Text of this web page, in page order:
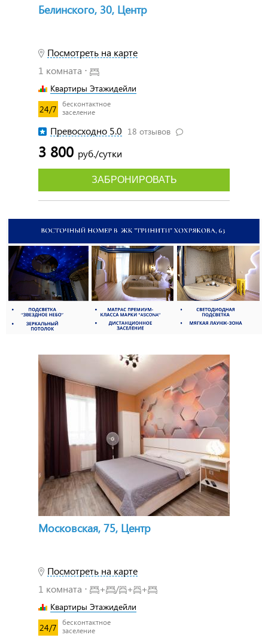
Белинского, 30, Центр
Посмотреть на карте
1 комната ⋅
Квартиры Этажидейли
24/7
бесконтактное
заселение
Превосходно 5.0 18 отзывов
3 800 руб./сутки
ЗАБРОНИРОВАТЬ
Московская, 75, Центр
Посмотреть на карте
1 комната ⋅
+ / + +
Квартиры Этажидейли
24/7
бесконтактное
заселение